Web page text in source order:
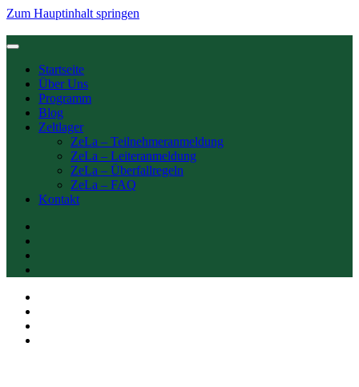
Zum Hauptinhalt springen
Startseite
Über Uns
Programm
Blog
Zeltlager
ZeLa – Teilnehmeranmeldung
ZeLa – Leiteranmeldung
ZeLa – Überfallregeln
ZeLa – FAQ
Kontakt